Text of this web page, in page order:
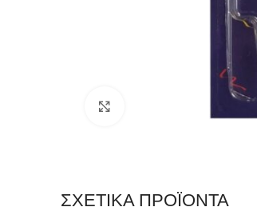
ΣΧΕΤΙΚΆ ΠΡΟΪΌΝΤΑ